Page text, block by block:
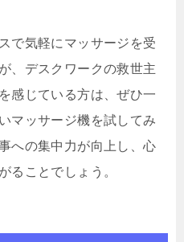
で気軽にマッサージを受
、デスクワークの救世主
感じている方は、ぜひ一
マッサージ機を試してみ
への集中力が向上し、心
ることでしょう。